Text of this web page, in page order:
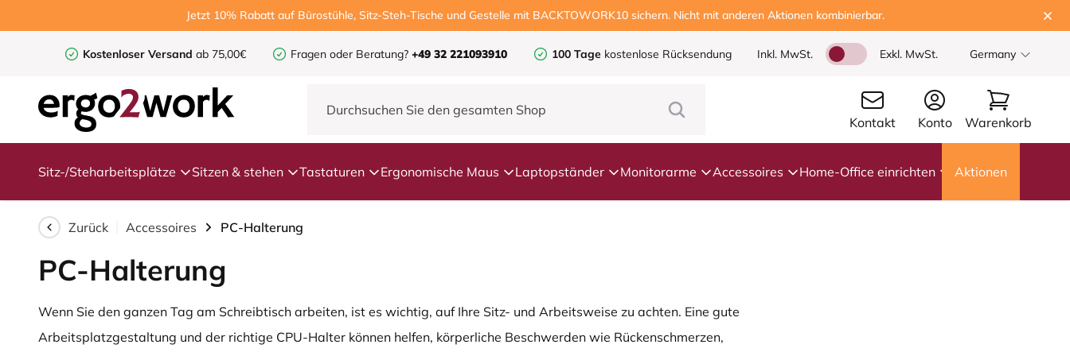
Jetzt 10% Rabatt auf Bürostühle, Sitz-Steh-Tische und Gestelle mit BACKTOWORK10 sichern. Nicht mit anderen Aktionen kombinierbar.
Kostenloser Versand ab 75,00€ Fragen oder Beratung? +49 32 221093910 100 Tage kostenlose Rücksendung Inkl. MwSt. Exkl. MwSt. Germany
Kontakt Konto Warenkorb
Sitz-/Steharbeitsplätze Sitzen & stehen Tastaturen Ergonomische Maus Laptopständer Monitorarme Accessoires Home-Office einrichten Aktionen
Zurück Accessoires PC-Halterung
PC-Halterung
Wenn Sie den ganzen Tag am Schreibtisch arbeiten, ist es wichtig, auf Ihre Sitz- und Arbeitsweise zu achten. Eine gute
Arbeitsplatzgestaltung und der richtige CPU-Halter können helfen, körperliche Beschwerden wie Rückenschmerzen,